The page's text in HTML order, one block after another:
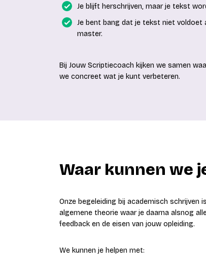
Je blijft herschrijven, maar je tekst
Je bent bang dat je tekst niet voldoet
master.
Bij Jouw Scriptiecoach kijken we samen
we concreet wat je kunt verbeteren.
Waar kunnen we
Onze begeleiding bij academisch
algemene theorie waar je daarna alsnog
feedback en de eisen van jouw opleiding.
We kunnen je helpen met: